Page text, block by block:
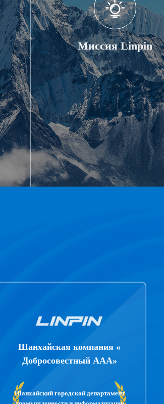
Миссия Linpin
Испытания только для
Шанхайская компания «
Добросовестный ААА»
Шанхайский городской департамент